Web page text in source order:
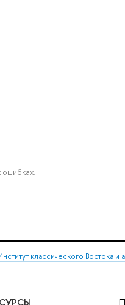
классического Востока и